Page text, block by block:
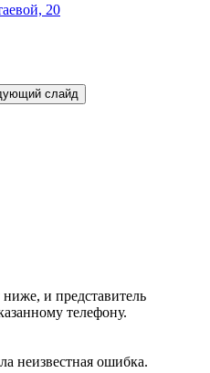
20
и представитель
телефону.
неизвестная ошибка.